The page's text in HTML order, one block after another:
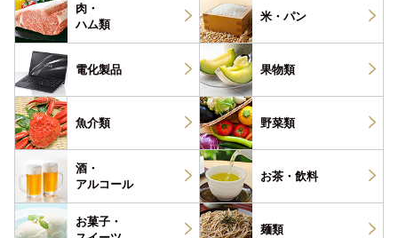
肉・
ハム類
米・パン
電化製品 果物類
魚介類 野菜類
酒・
アルコール
お茶・ 飲料
お菓子・
麺類